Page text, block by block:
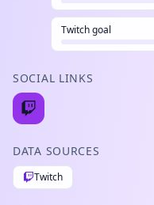
Twitch goal
SOCIAL LINKS
DATA SOURCES
Twitch